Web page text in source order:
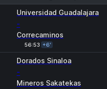
Universidad Guadalajara
-
Correcaminos
56:53 +6'
Dorados Sinaloa
-
Mineros Sakatekas